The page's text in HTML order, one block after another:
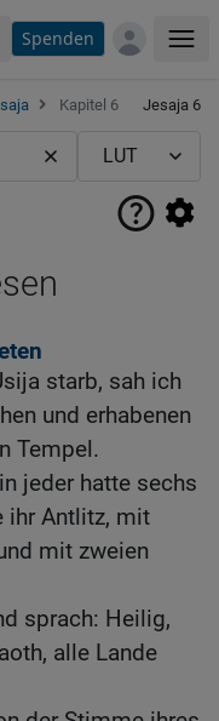
Spenden
Kapitel 6 Jesaja 6
starb, sah ich
und erhabenen
Tempel.
jeder hatte sechs
ihr Antlitz, mit
mit zweien
sprach: Heilig,
alle Lande